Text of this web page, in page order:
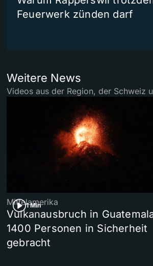
Feuerwerk zünden darf
Weitere News
Videos aus der Region, der Schweiz
1 Min
Mittelamerika
Vulkanausbruch in
1400 Personen in Sicherheit
gebracht